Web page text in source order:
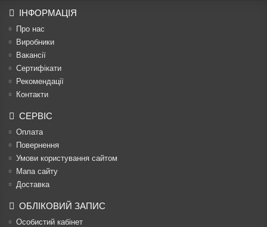
ІНФОРМАЦІЯ
Про нас
Виробники
Вакансії
Сертифікати
Рекомендації
Контакти
СЕРВІС
Оплата
Повернення
Умови користування сайтом
Мапа сайту
Доставка
ОБЛІКОВИЙ ЗАПИС
Особистий кабінет